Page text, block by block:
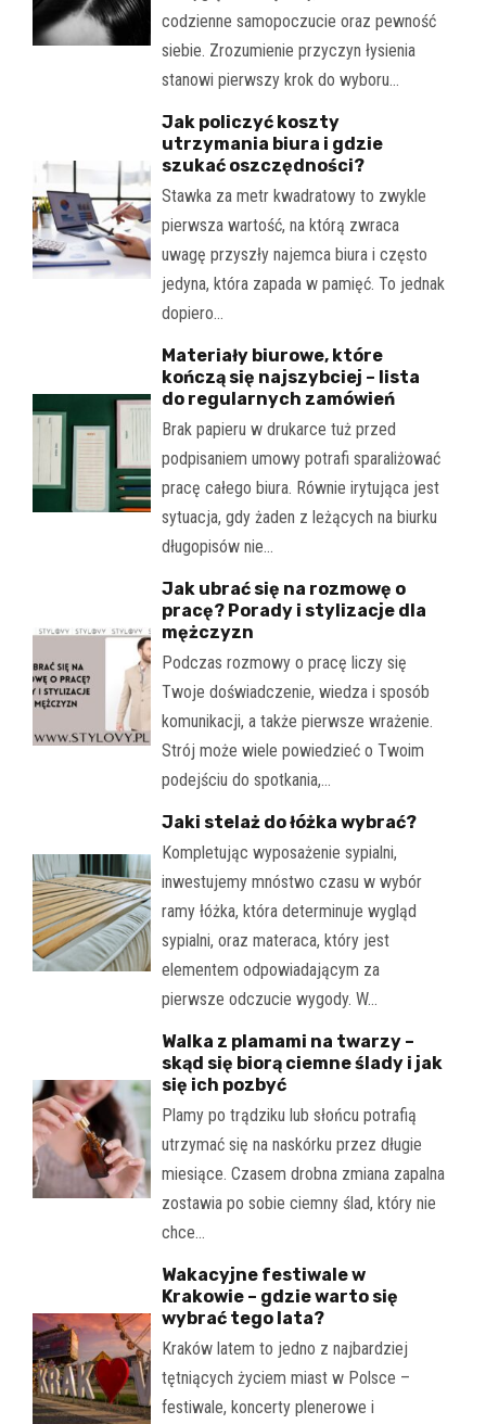
codzienne samopoczucie oraz pewność
siebie. Zrozumienie przyczyn łysienia
stanowi pierwszy krok do wyboru…
Jak policzyć koszty
utrzymania biura i gdzie
szukać oszczędności?
Stawka za metr kwadratowy to zwykle
pierwsza wartość, na którą zwraca
uwagę przyszły najemca biura i często
jedyna, która zapada w pamięć. To jednak
dopiero…
Materiały biurowe, które
kończą się najszybciej – lista
do regularnych zamówień
Brak papieru w drukarce tuż przed
podpisaniem umowy potrafi sparaliżować
pracę całego biura. Równie irytująca jest
sytuacja, gdy żaden z leżących na biurku
długopisów nie…
Jak ubrać się na rozmowę o
pracę? Porady i stylizacje dla
mężczyzn
Podczas rozmowy o pracę liczy się
Twoje doświadczenie, wiedza i sposób
komunikacji, a także pierwsze wrażenie.
Strój może wiele powiedzieć o Twoim
podejściu do spotkania,…
Jaki stelaż do łóżka wybrać?
Kompletując wyposażenie sypialni,
inwestujemy mnóstwo czasu w wybór
ramy łóżka, która determinuje wygląd
sypialni, oraz materaca, który jest
elementem odpowiadającym za
pierwsze odczucie wygody. W…
Walka z plamami na twarzy –
skąd się biorą ciemne ślady i jak
się ich pozbyć
Plamy po trądziku lub słońcu potrafią
utrzymać się na naskórku przez długie
miesiące. Czasem drobna zmiana zapalna
zostawia po sobie ciemny ślad, który nie
chce…
Wakacyjne festiwale w
Krakowie – gdzie warto się
wybrać tego lata?
Kraków latem to jedno z najbardziej
tętniących życiem miast w Polsce –
festiwale, koncerty plenerowe i